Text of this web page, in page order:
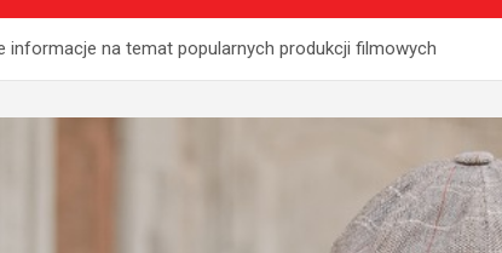
informacje na temat popularnych produkcji filmowych